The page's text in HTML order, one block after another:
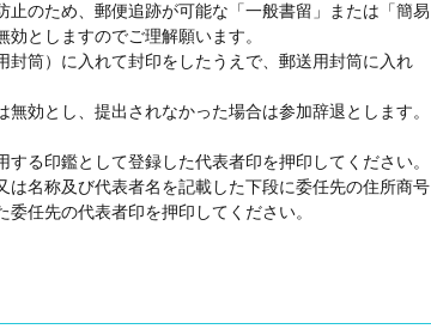
のため、郵便追跡が可能な「一般書留」または「簡易
としますのでご理解願います。
筒）に入れて封印をしたうえで、郵送用封筒に入れ
効とし、提出されなかった場合は参加辞退とします。
る印鑑として登録した代表者印を押印してください。
名称及び代表者名を記載した下段に委任先の住所商号
任先の代表者印を押印してください。